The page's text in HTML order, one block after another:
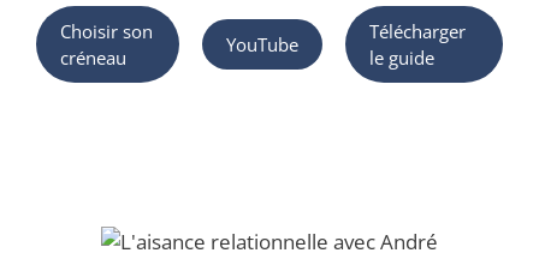
Choisir son
créneau
YouTube
Télécharger
le guide